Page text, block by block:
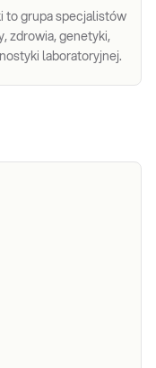
to grupa specjalistów
zdrowia, genetyki,
laboratoryjnej.